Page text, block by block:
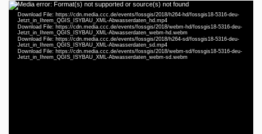
Video
Player
Media error: Format(s) not supported or source(s) not found
Download File: https://cdn.media.ccc.de/events/fossgis/2018/h264-hd/fossgis18-5316-deu-
Jetzt_in_Ihrem_QGIS_ISYBAU_XML-Abwasserdaten_hd.mp4
Download File: https://cdn.media.ccc.de/events/fossgis/2018/webm-hd/fossgis18-5316-deu-
Jetzt_in_Ihrem_QGIS_ISYBAU_XML-Abwasserdaten_webm-hd.webm
Download File: https://cdn.media.ccc.de/events/fossgis/2018/h264-sd/fossgis18-5316-deu-
Jetzt_in_Ihrem_QGIS_ISYBAU_XML-Abwasserdaten_sd.mp4
Download File: https://cdn.media.ccc.de/events/fossgis/2018/webm-sd/fossgis18-5316-deu-
Jetzt_in_Ihrem_QGIS_ISYBAU_XML-Abwasserdaten_webm-sd.webmdeu 1080p (mp4)